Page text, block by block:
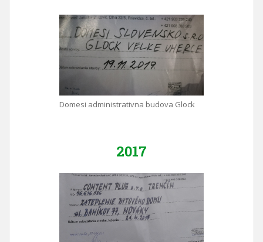
Domesi administrativna budova Glock
2017